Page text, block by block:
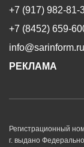
+7 (917) 982-81-
+7 (8452) 659-
info@sarinform.ru
РЕКЛАМА
Регистрационный
г. выдано